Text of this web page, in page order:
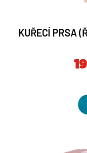
KUŘECÍ PRSA